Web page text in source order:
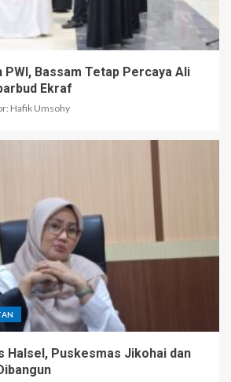
PWI, Bassam Tetap Percaya Ali
Ekraf
Hafik Umsohy
Halsel, Puskesmas Jikohai dan